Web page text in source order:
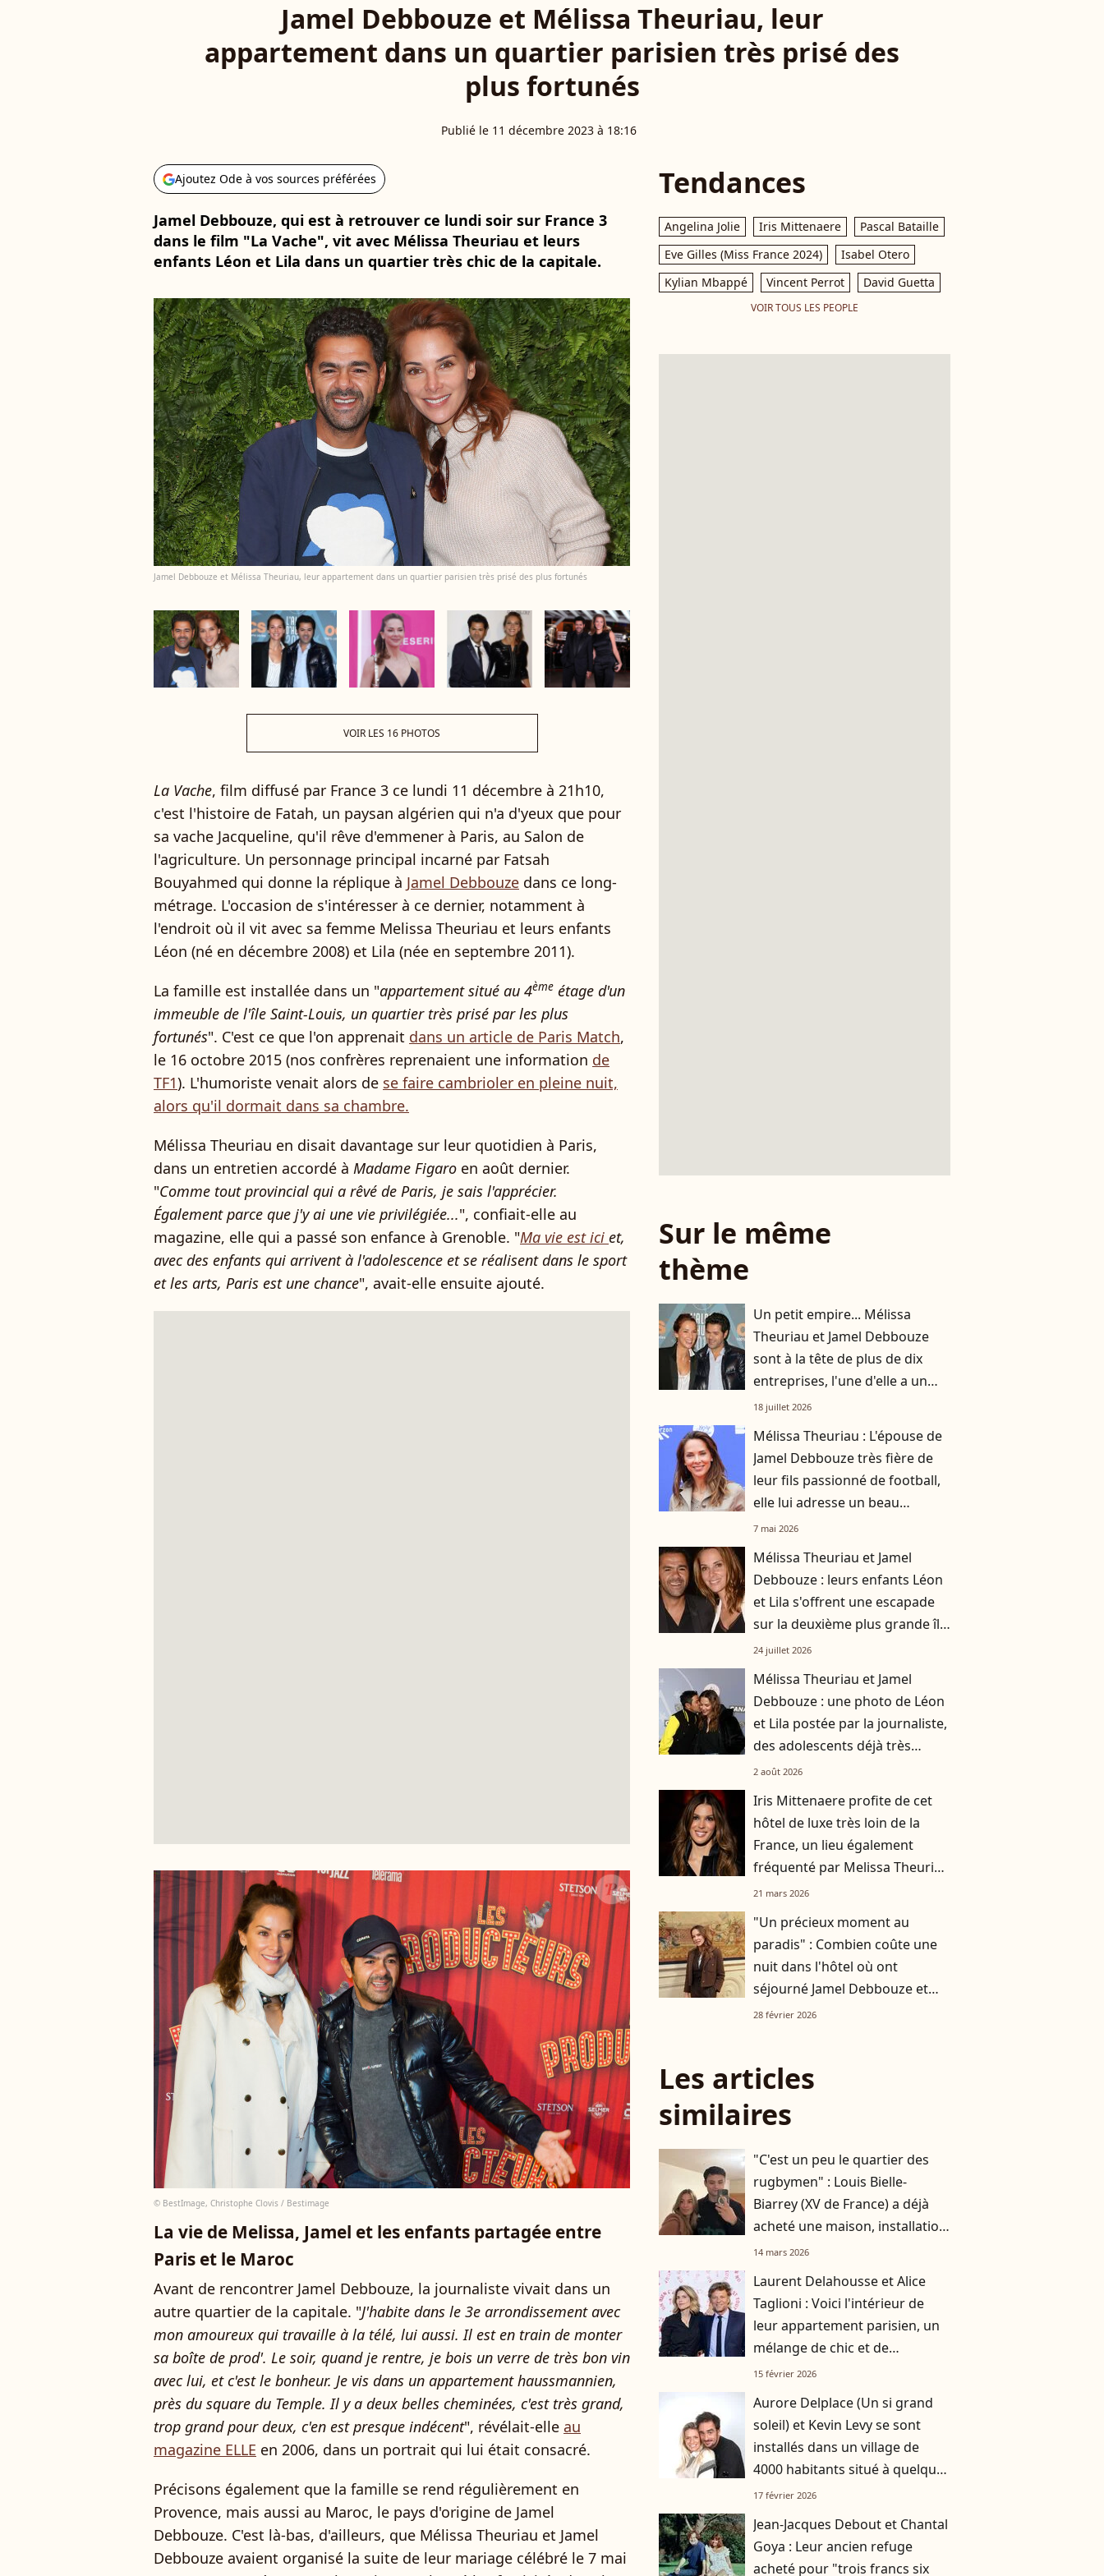
Jamel Debbouze et Mélissa Theuriau, leur
appartement dans un quartier parisien très prisé des
plus fortunés
Publié le 11 décembre 2023 à 18:16
Ajoutez Ode à vos sources préférées
Jamel Debbouze, qui est à retrouver ce lundi soir sur France 3
dans le film "La Vache", vit avec Mélissa Theuriau et leurs
enfants Léon et Lila dans un quartier très chic de la capitale.
Jamel Debbouze et Mélissa Theuriau, leur appartement dans un quartier parisien très prisé des plus fortunés
VOIR LES 16 PHOTOS
La Vache, film diffusé par France 3 ce lundi 11 décembre à 21h10,
c'est l'histoire de Fatah, un paysan algérien qui n'a d'yeux que pour
sa vache Jacqueline, qu'il rêve d'emmener à Paris, au Salon de
l'agriculture. Un personnage principal incarné par Fatsah
Bouyahmed qui donne la réplique à Jamel Debbouze dans ce long-
métrage. L'occasion de s'intéresser à ce dernier, notamment à
l'endroit où il vit avec sa femme Melissa Theuriau et leurs enfants
Léon (né en décembre 2008) et Lila (née en septembre 2011).
La famille est installée dans un "appartement situé au 4ème étage d'un
immeuble de l'île Saint-Louis, un quartier très prisé par les plus
fortunés". C'est ce que l'on apprenait dans un article de Paris Match,
le 16 octobre 2015 (nos confrères reprenaient une information de
TF1). L'humoriste venait alors de se faire cambrioler en pleine nuit,
alors qu'il dormait dans sa chambre.
Mélissa Theuriau en disait davantage sur leur quotidien à Paris,
dans un entretien accordé à Madame Figaro en août dernier.
"Comme tout provincial qui a rêvé de Paris, je sais l'apprécier.
Également parce que j'y ai une vie privilégiée...", confiait-elle au
magazine, elle qui a passé son enfance à Grenoble. "Ma vie est ici et,
avec des enfants qui arrivent à l'adolescence et se réalisent dans le sport
et les arts, Paris est une chance", avait-elle ensuite ajouté.
© BestImage, Christophe Clovis / Bestimage
La vie de Melissa, Jamel et les enfants partagée entre
Paris et le Maroc
Avant de rencontrer Jamel Debbouze, la journaliste vivait dans un
autre quartier de la capitale. "J'habite dans le 3e arrondissement avec
mon amoureux qui travaille à la télé, lui aussi. Il est en train de monter
sa boîte de prod'. Le soir, quand je rentre, je bois un verre de très bon vin
avec lui, et c'est le bonheur. Je vis dans un appartement haussmannien,
près du square du Temple. Il y a deux belles cheminées, c'est très grand,
trop grand pour deux, c'en est presque indécent", révélait-elle au
magazine ELLE en 2006, dans un portrait qui lui était consacré.
Précisons également que la famille se rend régulièrement en
Provence, mais aussi au Maroc, le pays d'origine de Jamel
Debbouze. C'est là-bas, d'ailleurs, que Mélissa Theuriau et Jamel
Debbouze avaient organisé la suite de leur mariage célébré le 7 mai
Tendances
Angelina Jolie Iris Mittenaere
Pascal Bataille
Eve Gilles (Miss France 2024)
Isabel Otero
Kylian Mbappé
Vincent Perrot David Guetta
VOIR TOUS LES PEOPLE
Sur le même
thème
Un petit empire... Mélissa
Theuriau et Jamel Debbouze
sont à la tête de plus de dix
entreprises, l'une d'elle a un
nom symbolique
18 juillet 2026
Mélissa Theuriau : L'épouse de
Jamel Debbouze très fière de
leur fils passionné de football,
elle lui adresse un beau
message ,"My 10 fav"
7 mai 2026
Mélissa Theuriau et Jamel
Debbouze : leurs enfants Léon
et Lila s'offrent une escapade
sur la deuxième plus grande île
de Méditerranée
24 juillet 2026
Mélissa Theuriau et Jamel
Debbouze : une photo de Léon
et Lila postée par la journaliste,
des adolescents déjà très
grands
2 août 2026
Iris Mittenaere profite de cet
hôtel de luxe très loin de la
France, un lieu également
fréquenté par Melissa Theuriau
et Jamel Debbouze
21 mars 2026
"Un précieux moment au
paradis" : Combien coûte une
nuit dans l'hôtel où ont
séjourné Jamel Debbouze et
Melissa Theuriau, à 10 000
28 février 2026
Les articles
similaires
"C'est un peu le quartier des
rugbymen" : Louis Bielle-
Biarrey (XV de France) a déjà
acheté une maison, installation
avec sa compagne Chiara
14 mars 2026
Laurent Delahousse et Alice
Taglioni : Voici l'intérieur de
leur appartement parisien, un
mélange de chic et de
modernité parfait
15 février 2026
Aurore Delplace (Un si grand
soleil) et Kevin Levy se sont
installés dans un village de
4000 habitants situé à quelques
kilomètre de la métropole la
17 février 2026
Jean-Jacques Debout et Chantal
Goya : Leur ancien refuge
acheté pour "trois francs six